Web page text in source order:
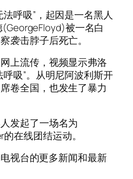
呼吸”，起因是一名黑人
(GeorgeFloyd)被一名白
袭击脖子后死亡。
上流传，视频显示弗洛
吸”。从明尼阿波利斯开
卷全国，也发生了暴力
发起了一场名为
在线团结运动。
视台的更多新闻和最新